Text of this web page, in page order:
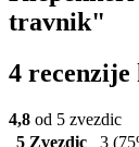
travnik"
4
4,8 od 5 zvezdic
5 Zvezdic
3